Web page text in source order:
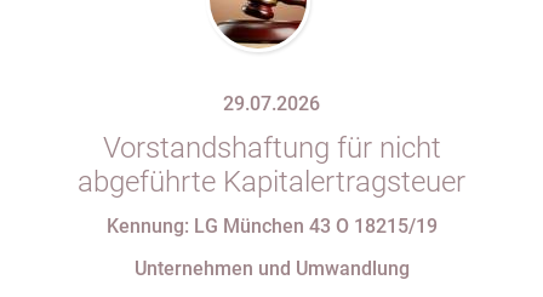
29.07.2026
Vorstandshaftung für nicht
abgeführte Kapitalertragsteuer
Kennung: LG München 43 O 18215/19
Unternehmen und Umwandlung